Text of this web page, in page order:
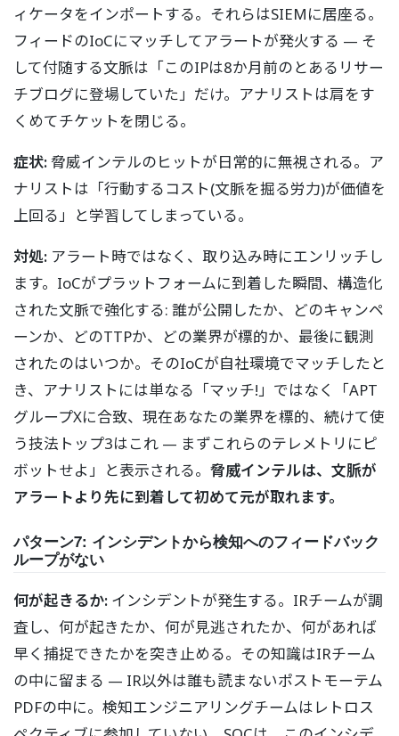
ィケータをインポートする。それらはSIEMに居座る。
フィードのIoCにマッチしてアラートが発火する — そ
して付随する文脈は「このIPは8か月前のとあるリサー
チブログに登場していた」だけ。アナリストは肩をす
くめてチケットを閉じる。
症状:脅威インテルのヒットが日常的に無視される。ア
ナリストは「行動するコスト(文脈を掘る労力)が価値を
上回る」と学習してしまっている。
対処: アラート時ではなく、取り込み時にエンリッチし
ます。IoCがプラットフォームに到着した瞬間、構造化
された文脈で強化する: 誰が公開したか、どのキャンペ
ーンか、どのTTPか、どの業界が標的か、最後に観測
されたのはいつか。そのIoCが自社環境でマッチしたと
き、アナリストには単なる「マッチ!」ではなく「APT
グループXに合致、現在あなたの業界を標的、続けて使
う技法トップ3はこれ — まずこれらのテレメトリにピ
ボットせよ」と表示される。 脅威インテルは、文脈が
アラートより先に到着して初めて元が取れます。
パターン7: インシデントから検知へのフィードバック
ループがない
何が起きるか: インシデントが発生する。IRチームが調
査し、何が起きたか、何が見逃されたか、何があれば
早く捕捉できたかを突き止める。その知識はIRチーム
の中に留まる — IR以外は誰も読まないポストモーテム
PDFの中に。検知エンジニアリングチームはレトロス